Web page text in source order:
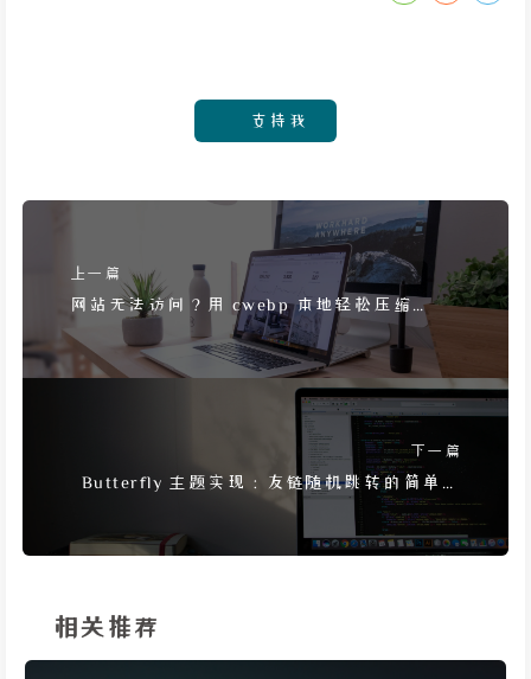
支持我
上一篇
网站无法访问？用 cwebp 本地轻松压缩
WebP 图片
下一篇
Butterfly 主题实现：友链随机跳转的简单方
相关推荐